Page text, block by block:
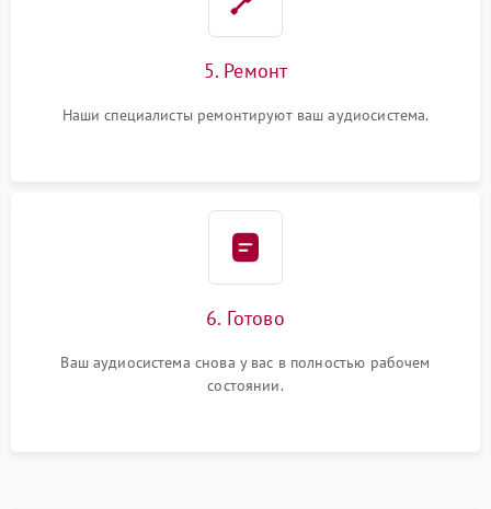
5. Ремонт
Наши специалисты ремонтируют ваш аудиосистема.
6. Готово
Ваш аудиосистема снова у вас в полностью рабочем
состоянии.